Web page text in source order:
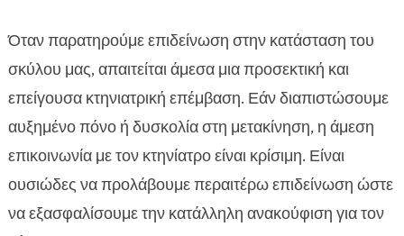
Όταν παρατηρούμε επιδείνωση στην κατάσταση του
σκύλου μας, απαιτείται άμεσα μια προσεκτική και
επείγουσα κτηνιατρική επέμβαση. Εάν διαπιστώσουμε
αυξημένο πόνο ή δυσκολία στη μετακίνηση, η άμεση
επικοινωνία με τον κτηνίατρο είναι κρίσιμη. Είναι
ουσιώδες να προλάβουμε περαιτέρω επιδείνωση ώστε
να εξασφαλίσουμε την κατάλληλη ανακούφιση για τον